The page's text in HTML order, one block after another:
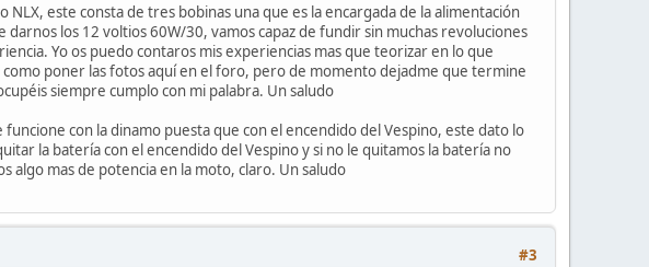
este consta de tres bobinas una que es la encargada de la alimentación
darnos los 12 voltios 60W/30, vamos capaz de fundir sin muchas revoluciones
Yo os puedo contaros mis experiencias mas que teorizar en lo que
poner las fotos aquí en el foro, pero de momento dejadme que termine
siempre cumplo con mi palabra. Un saludo
con la dinamo puesta que con el encendido del Vespino, este dato lo
la batería con el encendido del Vespino y si no le quitamos la batería no
mas de potencia en la moto, claro. Un saludo
#3